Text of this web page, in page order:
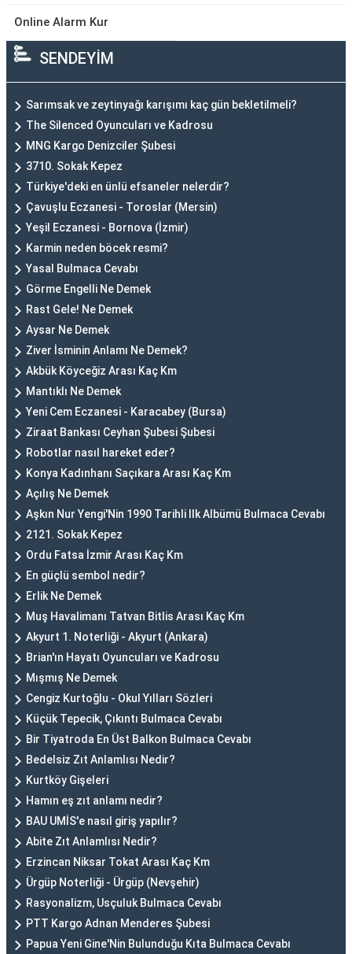
Online Alarm Kur
SENDEYİM
Sarımsak ve zeytinyağı karışımı kaç gün bekletilmeli?
The Silenced Oyuncuları ve Kadrosu
MNG Kargo Denizciler Şubesi
3710. Sokak Kepez
Türkiye'deki en ünlü efsaneler nelerdir?
Çavuşlu Eczanesi - Toroslar (Mersin)
Yeşil Eczanesi - Bornova (İzmir)
Karmin neden böcek resmi?
Yasal Bulmaca Cevabı
Görme Engelli Ne Demek
Rast Gele! Ne Demek
Aysar Ne Demek
Ziver İsminin Anlamı Ne Demek?
Akbük Köyceğiz Arası Kaç Km
Mantıklı Ne Demek
Yeni Cem Eczanesi - Karacabey (Bursa)
Ziraat Bankası Ceyhan Şubesi Şubesi
Robotlar nasıl hareket eder?
Konya Kadınhanı Saçıkara Arası Kaç Km
Açılış Ne Demek
Aşkın Nur Yengi'Nin 1990 Tarihli Ilk Albümü Bulmaca Cevabı
2121. Sokak Kepez
Ordu Fatsa İzmir Arası Kaç Km
En güçlü sembol nedir?
Erlik Ne Demek
Muş Havalimanı Tatvan Bitlis Arası Kaç Km
Akyurt 1. Noterliği - Akyurt (Ankara)
Brian'ın Hayatı Oyuncuları ve Kadrosu
Mışmış Ne Demek
Cengiz Kurtoğlu - Okul Yılları Sözleri
Küçük Tepecik, Çıkıntı Bulmaca Cevabı
Bir Tiyatroda En Üst Balkon Bulmaca Cevabı
Bedelsiz Zıt Anlamlısı Nedir?
Kurtköy Gişeleri
Hamın eş zıt anlamı nedir?
BAU UMİS'e nasıl giriş yapılır?
Abite Zıt Anlamlısı Nedir?
Erzincan Niksar Tokat Arası Kaç Km
Ürgüp Noterliği - Ürgüp (Nevşehir)
Rasyonalizm, Usçuluk Bulmaca Cevabı
PTT Kargo Adnan Menderes Şubesi
Papua Yeni Gine'Nin Bulunduğu Kıta Bulmaca Cevabı